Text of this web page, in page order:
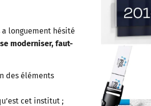
longuement hésité
moderniser, faut-
des éléments
cet institut ;